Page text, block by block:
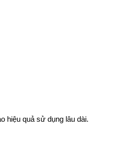
hiệu quả sử dụng lâu dài.